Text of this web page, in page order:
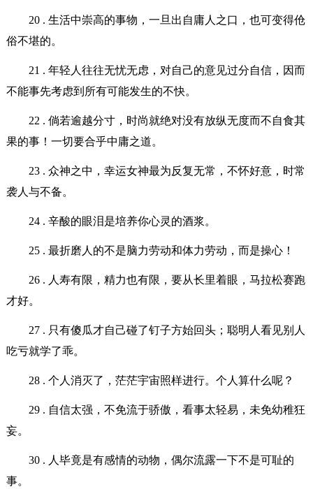
20 . 生活中崇高的事物，一旦出自庸人之口，也可变得伧
俗不堪的。
21 . 年轻人往往无忧无虑，对自己的意见过分自信，因而
不能事先考虑到所有可能发生的不快。
22 . 倘若逾越分寸，时尚就绝对没有放纵无度而不自食其
果的事！一切要合乎中庸之道。
23 . 众神之中，幸运女神最为反复无常，不怀好意，时常
袭人与不备。
24 . 辛酸的眼泪是培养你心灵的酒浆。
25 . 最折磨人的不是脑力劳动和体力劳动，而是操心！
26 . 人寿有限，精力也有限，要从长里着眼，马拉松赛跑
才好。
27 . 只有傻瓜才自己碰了钉子方始回头；聪明人看见别人
吃亏就学了乖。
28 . 个人消灭了，茫茫宇宙照样进行。个人算什么呢？
29 . 自信太强，不免流于骄傲，看事太轻易，未免幼稚狂
妄。
30 . 人毕竟是有感情的动物，偶尔流露一下不是可耻的
事。